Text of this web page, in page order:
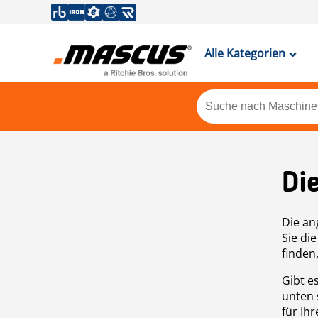
Alle Kategorien
Die
Sie
Gibt
unten
für